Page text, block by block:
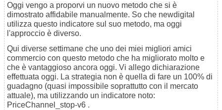
Oggi vengo a proporvi un nuovo metodo che si è
dimostrato affidabile manualmente. So che newdigital
utilizza questo indicatore sul suo metodo, ma oggi
l'approccio è diverso.
Qui diverse settimane che uno dei miei migliori amici
commercio con questo metodo che ha migliorato molto e
che è vantaggioso ancora oggi. Vi allego dichiarazione
effettuata oggi. La strategia non è quella di fare un 100% di
guadagno (quasi impossibile soprattutto con il mercato
attuale), ma utilizzando un indicatore noto:
PriceChannel_stop-v6 .